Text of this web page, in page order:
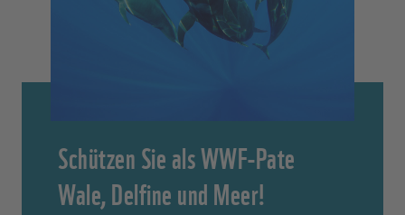
Schützen Sie als WWF-Pate
Wale, Delfine und Meer!